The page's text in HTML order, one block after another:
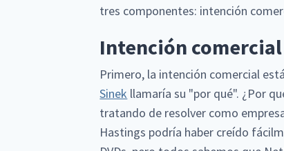
tres componentes: intención
Intención comercial
Primero, la intención comercial
Sinek llamaría su "por qué". ¿Por
tratando de resolver como
Hastings podría haber creído